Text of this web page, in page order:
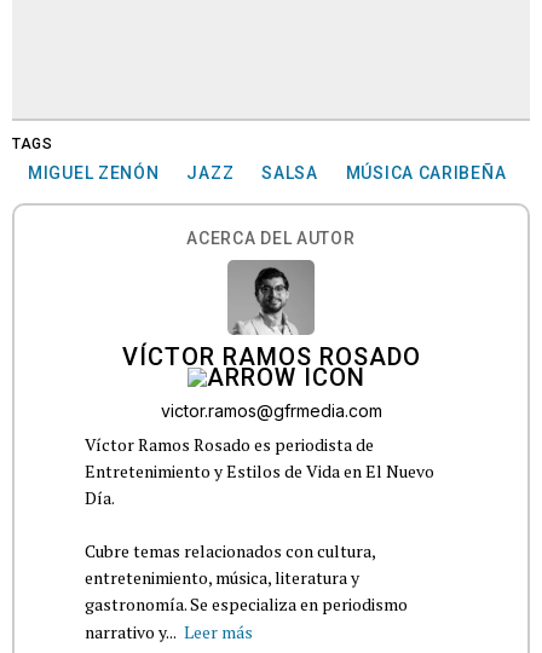
TAGS
MIGUEL ZENÓN JAZZ SALSA MÚSICA CARIBEÑA
ACERCA DEL AUTOR
VÍCTOR RAMOS ROSADO
victor.ramos@gfrmedia.com
Víctor Ramos Rosado es periodista de
Entretenimiento y Estilos de Vida en El Nuevo
Día.
Cubre temas relacionados con cultura,
entretenimiento, música, literatura y
gastronomía. Se especializa en periodismo
narrativo y... Leer más